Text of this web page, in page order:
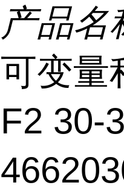
产品名
可变量
F2 30-